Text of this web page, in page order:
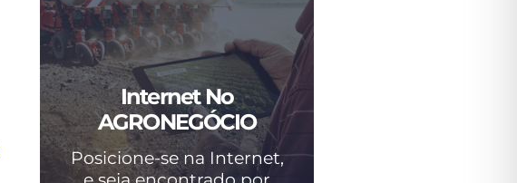
Internet No
AGRONEGÓCIO
Posicione-se na Internet,